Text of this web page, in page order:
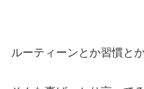
ルーティーンとか習慣とか